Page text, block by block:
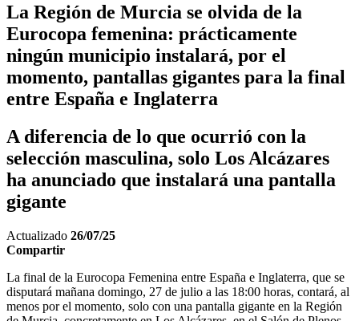
La Región de Murcia se olvida de la
Eurocopa femenina: prácticamente
ningún municipio instalará, por el
momento, pantallas gigantes para la final
entre España e Inglaterra
A diferencia de lo que ocurrió con la
selección masculina, solo Los Alcázares
ha anunciado que instalará una pantalla
gigante
Actualizado 26/07/25
Compartir
La final de la Eurocopa Femenina entre España e Inglaterra, que se
disputará mañana domingo, 27 de julio a las 18:00 horas, contará, al
menos por el momento, solo con una pantalla gigante en la Región